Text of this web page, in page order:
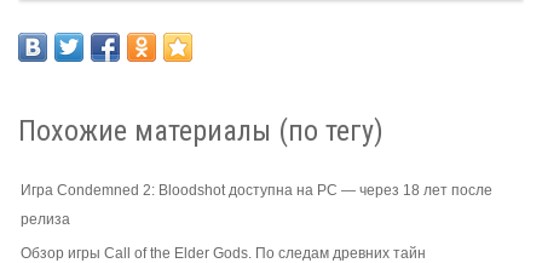
Похожие материалы (по тегу)
Игра Condemned 2: Bloodshot доступна на PC — через 18 лет после
релиза
Обзор игры Call of the Elder Gods. По следам древних тайн